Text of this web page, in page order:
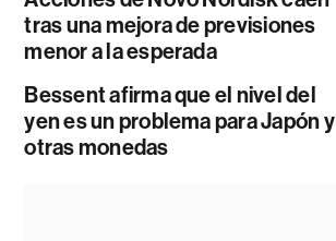
tras una mejora de previsiones
menor a la esperada
Bessent afirma que el nivel del
yen es un problema para Japón y
otras monedas